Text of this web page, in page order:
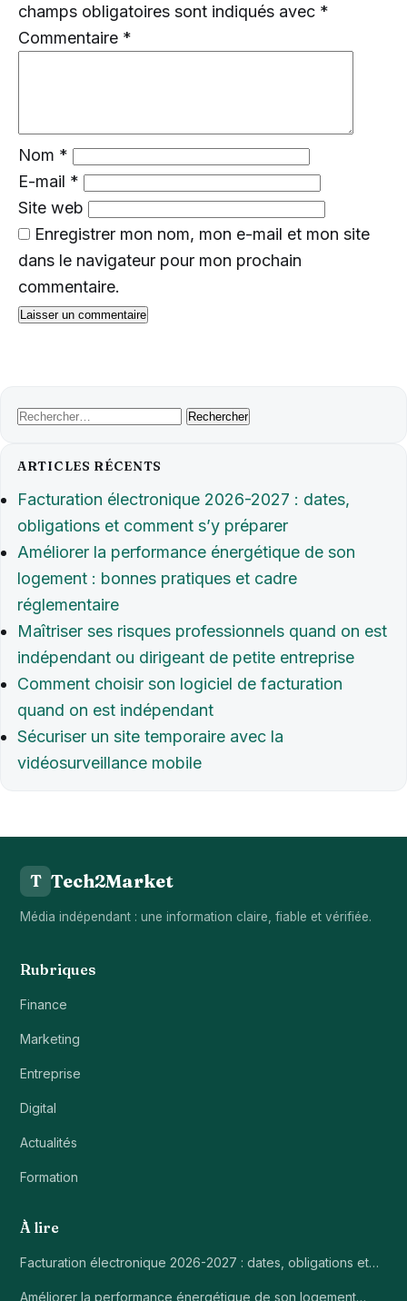
champs obligatoires sont indiqués avec *
Commentaire *
Nom *
E-mail *
Site web
Enregistrer mon nom, mon e-mail et mon site
dans le navigateur pour mon prochain
commentaire.
Rechercher :
ARTICLES RÉCENTS
Facturation électronique 2026-2027 : dates,
obligations et comment s’y préparer
Améliorer la performance énergétique de son
logement : bonnes pratiques et cadre
réglementaire
Maîtriser ses risques professionnels quand on est
indépendant ou dirigeant de petite entreprise
Comment choisir son logiciel de facturation
quand on est indépendant
Sécuriser un site temporaire avec la
vidéosurveillance mobile
T Tech2Market
Média indépendant : une information claire, fiable et vérifiée.
Rubriques
Finance
Marketing
Entreprise
Digital
Actualités
Formation
À lire
Facturation électronique 2026-2027 : dates, obligations et…
Améliorer la performance énergétique de son logement…